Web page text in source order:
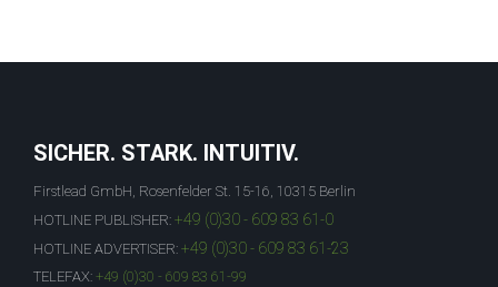
SICHER. STARK. INTUITIV.
Firstlead GmbH, Rosenfelder St. 15-16, 10315 Berlin
HOTLINE PUBLISHER: +49 (0)30 - 609 83 61-0
HOTLINE ADVERTISER: +49 (0)30 - 609 83 61-23
TELEFAX: +49 (0)30 - 609 83 61-99